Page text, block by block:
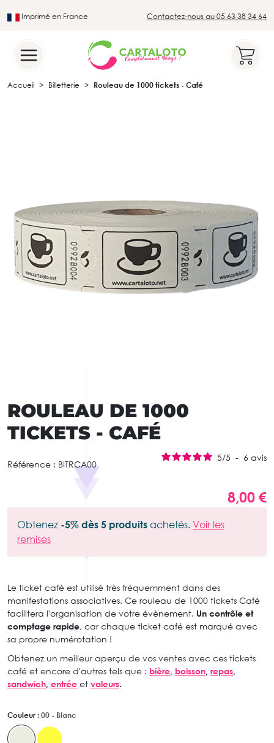
Imprimé en France Contactez-nous au 05 63 38 34 64
Accueil Billetterie Rouleau de 1000 tickets - Café
ROULEAU DE 1000
TICKETS - CAFÉ
Référence : BITRCA00
5/5 - 6 avis
8,00 €
Obtenez -5% dès 5 produits achetés. Voir les
remises
Le ticket café est utilisé très fréquemment dans des
manifestations associatives. Ce rouleau de 1000 tickets Café
facilitera l'organisation de votre évènement. Un contrôle et
comptage rapide, car chaque ticket café est marqué avec
sa propre numérotation !
Obtenez un meilleur aperçu de vos ventes avec ces tickets
café et encore d'autres tels que : bière, boisson, repas,
sandwich, entrée et valeurs.
Couleur : 00 - Blanc